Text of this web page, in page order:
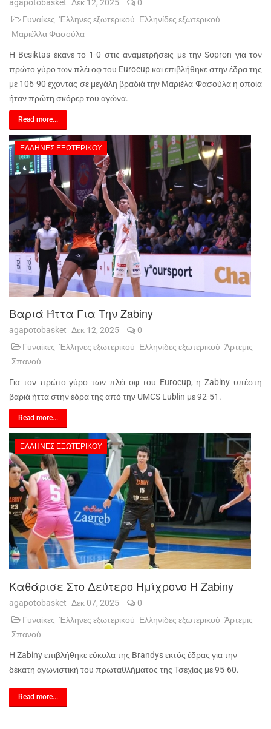
agapotobasket Δεκ 12, 2025
0
Γυναίκες Έλληνες εξωτερικού Ελληνίδες εξωτερικού
Μαριέλλα Φασούλα
Η Besiktas έκανε το 1-0 στις αναμετρήσεις με την Sopron για τον
πρώτο γύρο των πλέι οφ του Eurocup και επιβλήθηκε στην έδρα της
με 106-90 έχοντας σε μεγάλη βραδιά την Μαριέλα Φασούλα η οποία
ήταν πρώτη σκόρερ του αγώνα.
Read more...
ΈΛΛΗΝΕΣ ΕΞΩΤΕΡΙΚΟΎ
Βαριά Ήττα Για Την Zabiny
agapotobasket Δεκ 12, 2025
0
Γυναίκες Έλληνες εξωτερικού Ελληνίδες εξωτερικού Άρτεμις
Σπανού
Για τον πρώτο γύρο των πλέι οφ του Eurocup, η Zabiny υπέστη
βαριά ήττα στην έδρα της από την UMCS Lublin με 92-51.
Read more...
ΈΛΛΗΝΕΣ ΕΞΩΤΕΡΙΚΟΎ
Καθάρισε Στο Δεύτερο Ημίχρονο Η Zabiny
agapotobasket Δεκ 07, 2025
0
Γυναίκες Έλληνες εξωτερικού Ελληνίδες εξωτερικού Άρτεμις
Σπανού
Η Zabiny επιβλήθηκε εύκολα της Brandys εκτός έδρας για την
δέκατη αγωνιστική του πρωταθλήματος της Τσεχίας με 95-60.
Read more...